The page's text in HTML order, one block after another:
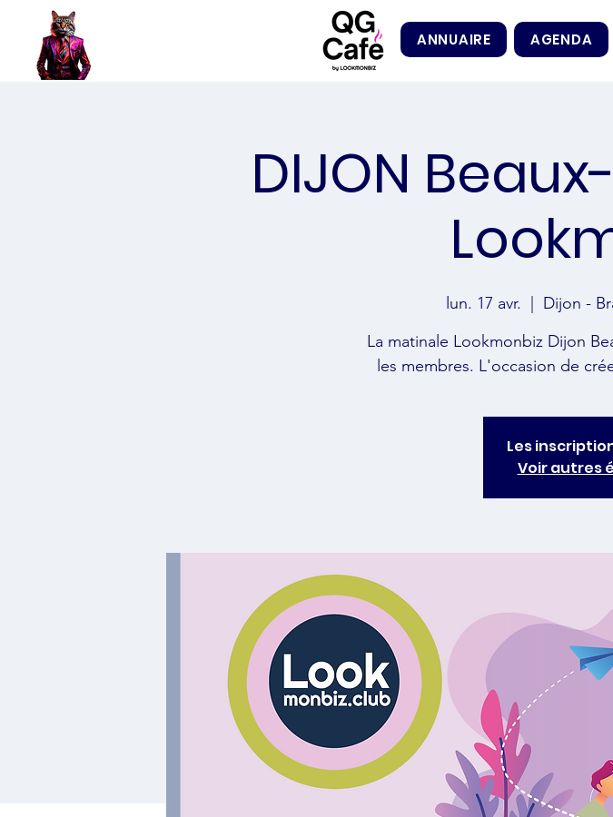
ANNUAIRE AGENDA
DIJON
lun. 17 avr.
Dijon -
La matinale Lookmonbiz Dijon
les membres. L'occasion de
Les
Voir autres